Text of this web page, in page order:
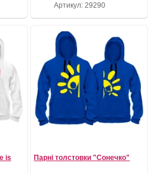
Артикул: 29290
is
Парні толстовки "Сонечко"